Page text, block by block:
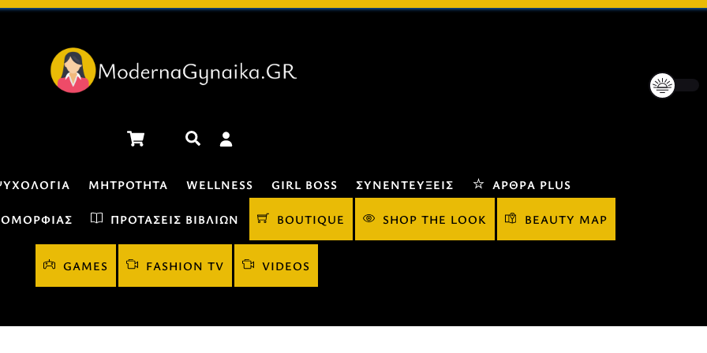
Cart Αναζήτηση
ΜΗΤΡΌΤΗΤΑ WELLNESS GIRL BOSS ΣΥΝΕΝΤΕΎΞΕΙΣ ΆΡΘΡΑ PLUS
ΟΜΟΡΦΙΆΣ ΠΡΟΤΆΣΕΙΣ ΒΙΒΛΊΩΝ BOUTIQUE SHOP THE LOOK BEAUTY MAP
GAMES FASHION TV VIDEOS